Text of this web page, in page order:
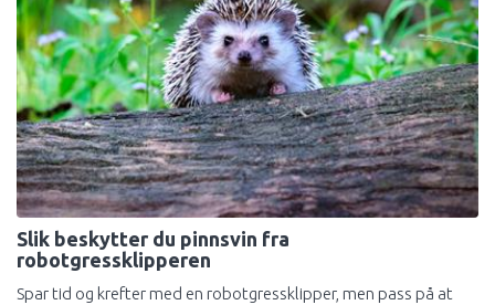
Slik beskytter du pinnsvin fra
robotgressklipperen
Spar tid og krefter med en robotgressklipper, men pass på at